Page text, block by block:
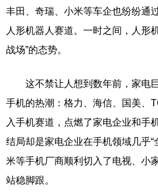
丰田、奇瑞、小米等车企也纷纷通
人形机器人赛道。一时之间，人形
战场”的态势。
这不禁让人想到数年前，家电
手机的热潮：格力、海信、国美、
入手机赛道，点燃了家电企业和手
结局却是家电企业在手机领域几乎“
米等手机厂商顺利切入了电视、小
站稳脚跟。